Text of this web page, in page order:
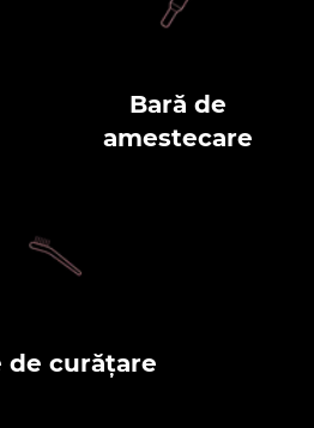
Bară de
amestecare
de curățare